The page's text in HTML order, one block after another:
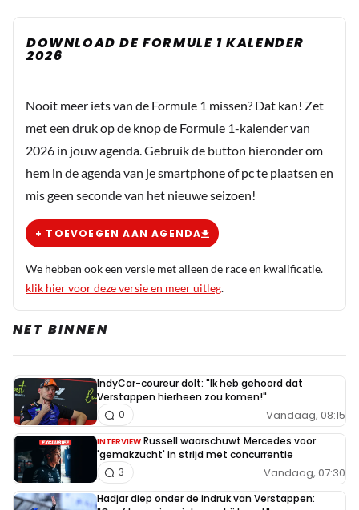
DOWNLOAD DE FORMULE 1 KALENDER
2026
Nooit meer iets van de Formule 1 missen? Dat kan! Zet
met een druk op de knop de Formule 1-kalender van
2026 in jouw agenda. Gebruik de button hieronder om
hem in de agenda van je smartphone of pc te plaatsen en
mis geen seconde van het nieuwe seizoen!
+ TOEVOEGEN AAN AGENDA
We hebben ook een versie met alleen de race en kwalificatie.
klik hier voor deze versie en meer uitleg.
NET BINNEN
IndyCar-coureur dolt: "Ik heb gehoord dat
Verstappen hierheen zou komen!"
Vandaag, 08:15
0
INTERVIEW Russell waarschuwt Mercedes voor
'gemakzucht' in strijd met concurrentie
Vandaag, 07:30
3
Hadjar diep onder de indruk van Verstappen: